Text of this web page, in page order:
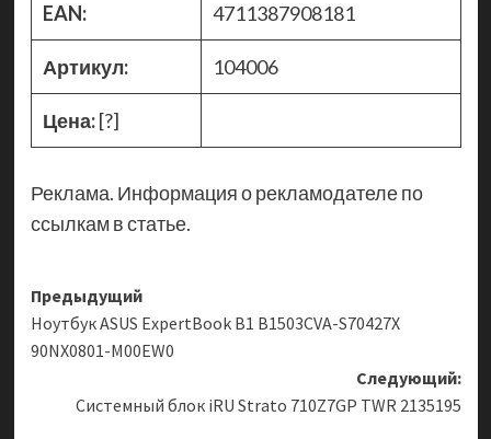
EAN: 4711387908181
Артикул: 104006
Цена:[?]
Реклама. Информация о рекламодателе по
ссылкам в статье.
Навигация
записи
Предыдущий
Ноутбук ASUS ExpertBook B1 B1503CVA-S70427X
90NX0801-M00EW0
Следующий:
Системный блок iRU Strato 710Z7GP TWR 2135195